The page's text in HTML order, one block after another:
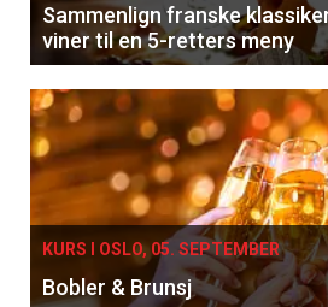
Sammenlign franske
viner til en 5-retters meny
KURS I OSLO, 05. SEPTEMBER
Bobler & Brunsj